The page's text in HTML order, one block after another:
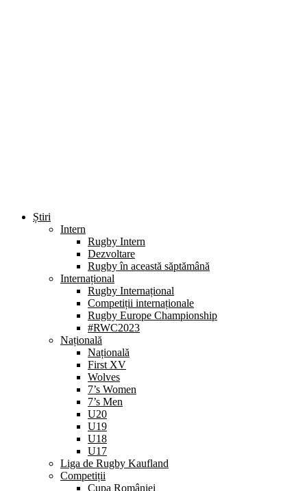
Știri
Intern
Rugby Intern
Dezvoltare
Rugby în această săptămână
Internațional
Rugby Internațional
Competiții internaționale
Rugby Europe Championship
#RWC2023
Națională
Națională
First XV
Wolves
7’s Women
7’s Men
U20
U19
U18
U17
Liga de Rugby Kaufland
Competiții
Cupa României